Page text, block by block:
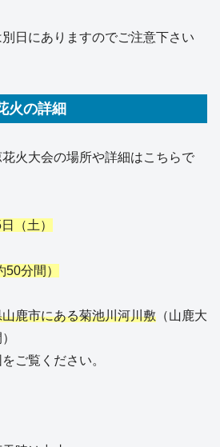
日にありますのでご注意下さい
火の詳細
火大会の場所や詳細はこちらで
（土）
50分間）
鹿市にある菊池川河川敷 （山鹿大
ご覧ください。